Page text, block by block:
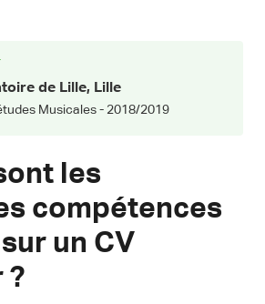
de Lille, Lille
Musicales - 2018/2019
les
compétences
un CV
?